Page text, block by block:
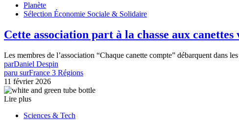
Planète
Sélection Économie Sociale & Solidaire
Cette association part à la chasse aux
Les membres de l’association “Chaque canette compte” débarquent dans
parDaniel Despin
paru surFrance 3 Régions
11 février 2026
Lire plus
Sciences & Tech